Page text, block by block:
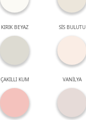
KIRIK BEYAZ SİS BULUTU
ÇAKILLI KUM VANİLYA